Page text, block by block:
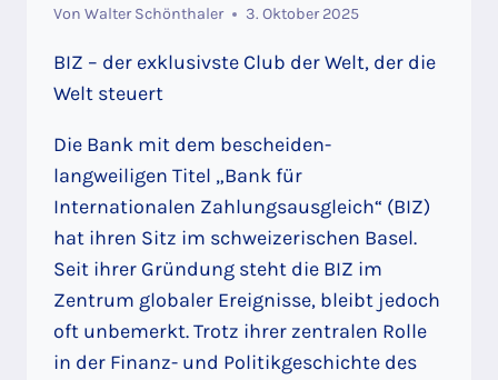
Von Walter Schönthaler 3. Oktober 2025
BIZ – der exklusivste Club der Welt, der die
Welt steuert
Die Bank mit dem bescheiden-
langweiligen Titel „Bank für
Internationalen Zahlungsausgleich“ (BIZ)
hat ihren Sitz im schweizerischen Basel.
Seit ihrer Gründung steht die BIZ im
Zentrum globaler Ereignisse, bleibt jedoch
oft unbemerkt. Trotz ihrer zentralen Rolle
in der Finanz- und Politikgeschichte des